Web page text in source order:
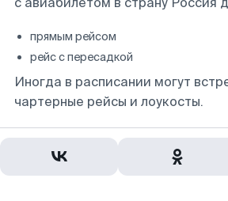
прямым рейсом
рейс с пересадкой
Иногда в расписании могут
чартерные рейсы и лоукосты.